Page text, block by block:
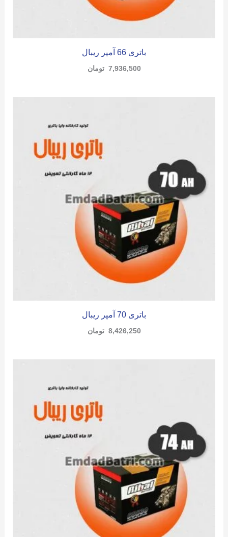
باتری 66 آمپر ریبال
7,936,500 تومان
باتری 70 آمپر ریبال
8,426,250 تومان